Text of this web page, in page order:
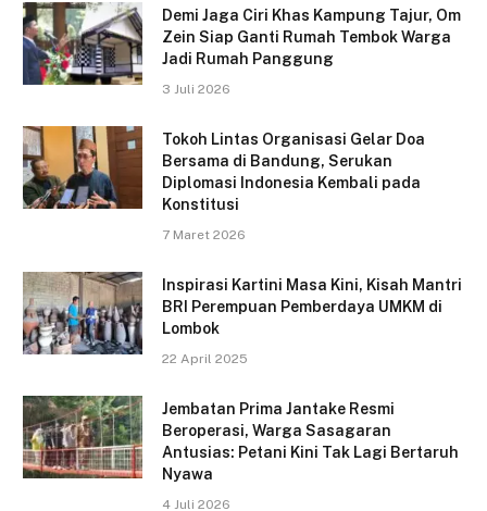
Demi Jaga Ciri Khas Kampung Tajur, Om
Zein Siap Ganti Rumah Tembok Warga
Jadi Rumah Panggung
3 Juli 2026
Tokoh Lintas Organisasi Gelar Doa
Bersama di Bandung, Serukan
Diplomasi Indonesia Kembali pada
Konstitusi
7 Maret 2026
Inspirasi Kartini Masa Kini, Kisah Mantri
BRI Perempuan Pemberdaya UMKM di
Lombok
22 April 2025
Jembatan Prima Jantake Resmi
Beroperasi, Warga Sasagaran
Antusias: Petani Kini Tak Lagi Bertaruh
Nyawa
4 Juli 2026